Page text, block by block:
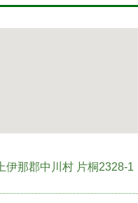
上伊那郡中川村 片桐2328-1